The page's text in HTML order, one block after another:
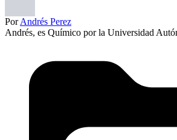
PorAndrés Perez
Andrés, es Químico por la Universidad